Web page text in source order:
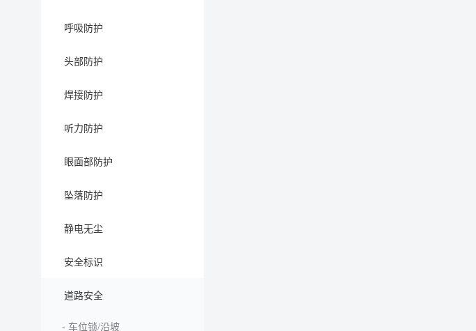
呼吸防护
头部防护
焊接防护
听力防护
眼面部防护
坠落防护
静电无尘
安全标识
道路安全
- 车位锁/沿坡